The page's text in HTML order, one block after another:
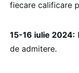
fiecare calificare
15-16 iulie 2024:
de admitere.